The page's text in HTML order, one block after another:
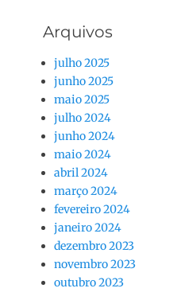
Arquivos
julho 2025
junho 2025
maio 2025
julho 2024
junho 2024
maio 2024
abril 2024
março 2024
fevereiro 2024
janeiro 2024
dezembro 2023
novembro 2023
outubro 2023